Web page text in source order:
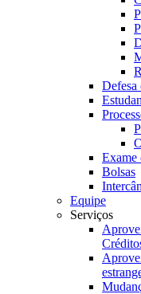
Defesa
Exame
Bolsas
Equipe
Serviços